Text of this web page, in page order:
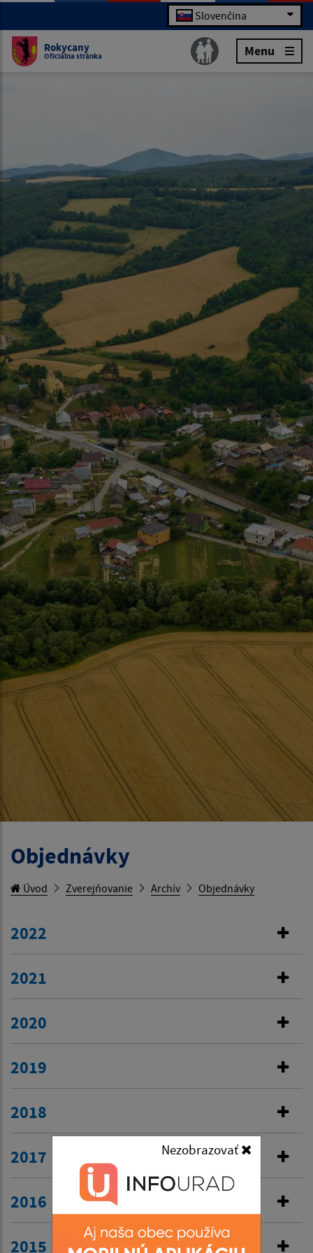
Nezobrazovať
Slovenčina
Rokycany
Oficiálna stránka Menu
Objednávky
Úvod Zverejňovanie Archív Objednávky
2022
2021
2020
2019
2018
2017
2016
2015